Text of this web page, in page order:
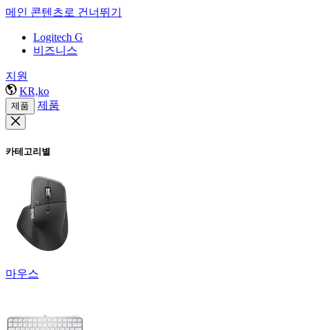
메인 콘텐츠로 건너뛰기
Logitech G
비즈니스
지원
KR,ko
제품 제품
카테고리별
마우스